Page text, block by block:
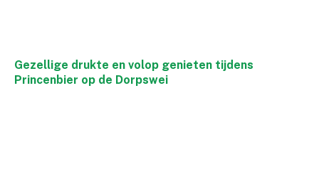
Gezellige drukte en volop genieten tijdens
Princenbier op de Dorpswei